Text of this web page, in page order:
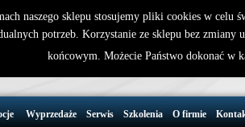
32 721 86
Wyprzedaże Serwis Szkolenia O firmie
naszego sklepu stosujemy pliki cookies w celu
potrzeb. Korzystanie ze sklepu bez zmiany
końcowym. Możecie Państwo dokonać w